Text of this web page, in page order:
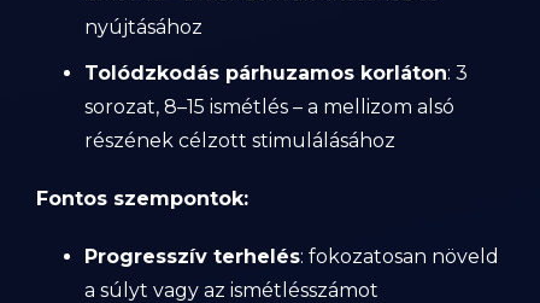
nyújtásához
Tolódzkodás párhuzamos korláton: 3
sorozat, 8–15 ismétlés – a mellizom alsó
részének célzott stimulálásához
Fontos szempontok:
Progresszív terhelés: fokozatosan növeld
a súlyt vagy az ismétlésszámot